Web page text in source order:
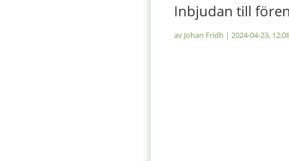
Inbjudan till
av Johan Fridh | 2024-04-23,